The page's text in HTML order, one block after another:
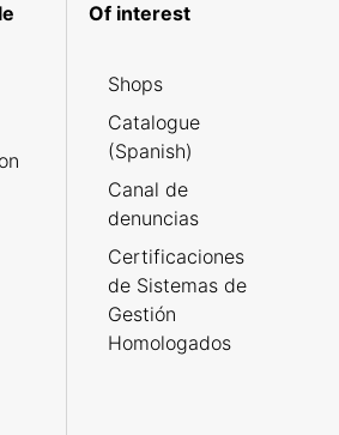
Of interest
Shops
Catalogue
(Spanish)
Canal de
denuncias
Certificaciones
de Sistemas de
Gestión
Homologados